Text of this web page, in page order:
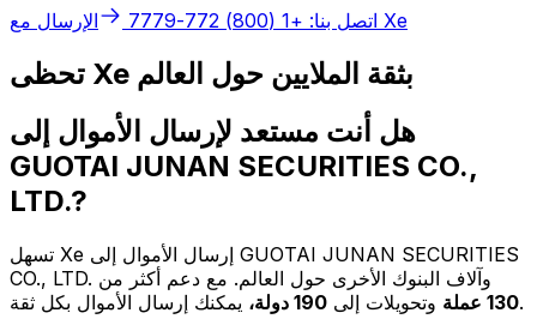
اتصل بنا: +1 (800) 772-7779 الإرسال مع Xe
تحظى Xe بثقة الملايين حول العالم
هل أنت مستعد لإرسال الأموال إلى
GUOTAI JUNAN SECURITIES CO.,
LTD.?
تسهل Xe إرسال الأموال إلى GUOTAI JUNAN SECURITIES
CO., LTD. وآلاف البنوك الأخرى حول العالم. مع دعم أكثر من
130 عملة
وتحويلات إلى 190 دولة،
يمكنك إرسال الأموال بكل ثقة.